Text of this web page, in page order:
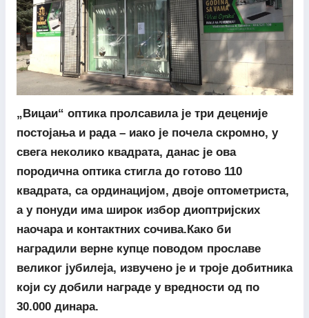
„Вицаи“ оптика пролсавила је три деценије
постојања и рада – иако је почела скромно, у
свега неколико квадрата, данас је ова
породична оптика стигла до готово 110
квадрата, са ординацијом, двоје оптометриста,
а у понуди има широк избор диоптријских
наочара и контактних сочива.Како би
наградили верне купце поводом прославе
великог јубилеја, извучено је и троје добитника
који су добили награде у вредности од по
30.000 динара.